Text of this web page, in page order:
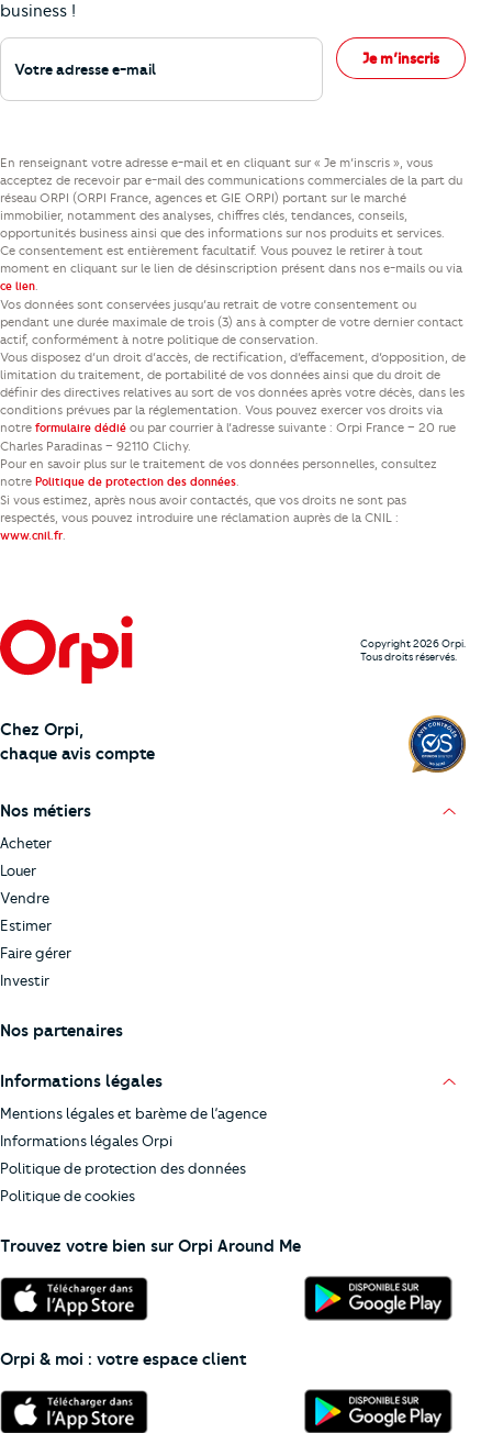
business !
Votre adresse e-mail
Je m’inscris
En renseignant votre adresse e-mail et en cliquant sur « Je m’inscris », vous
acceptez de recevoir par e-mail des communications commerciales de la part du
réseau ORPI (ORPI France, agences et GIE ORPI) portant sur le marché
immobilier, notamment des analyses, chiffres clés, tendances, conseils,
opportunités business ainsi que des informations sur nos produits et services.
Ce consentement est entièrement facultatif. Vous pouvez le retirer à tout
moment en cliquant sur le lien de désinscription présent dans nos e-mails ou via
ce lien.
Vos données sont conservées jusqu’au retrait de votre consentement ou
pendant une durée maximale de trois (3) ans à compter de votre dernier contact
actif, conformément à notre politique de conservation.
Vous disposez d’un droit d’accès, de rectification, d’effacement, d’opposition, de
limitation du traitement, de portabilité de vos données ainsi que du droit de
définir des directives relatives au sort de vos données après votre décès, dans les
conditions prévues par la réglementation. Vous pouvez exercer vos droits via
notre formulaire dédié ou par courrier à l’adresse suivante : Orpi France – 20 rue
Charles Paradinas – 92110 Clichy.
Pour en savoir plus sur le traitement de vos données personnelles, consultez
notre Politique de protection des données.
Si vous estimez, après nous avoir contactés, que vos droits ne sont pas
respectés, vous pouvez introduire une réclamation auprès de la CNIL :
www.cnil.fr.
Copyright 2026 Orpi.
Tous droits réservés.
Chez Orpi,
chaque avis compte
Nos métiers
Acheter
Louer
Vendre
Estimer
Faire gérer
Investir
Nos partenaires
Informations légales
Mentions légales et barème de l’agence
Informations légales Orpi
Politique de protection des données
Politique de cookies
Trouvez votre bien sur Orpi Around Me
Orpi & moi : votre espace client